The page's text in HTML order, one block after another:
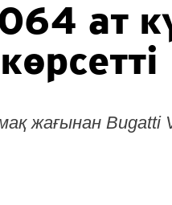
ат
көрсетті
жағынан Bugatti